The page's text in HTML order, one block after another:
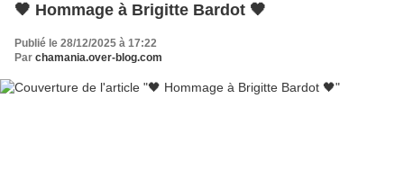
🖤 Hommage à Brigitte Bardot 🖤
Publié le 28/12/2025 à 17:22
Par chamania.over-blog.com